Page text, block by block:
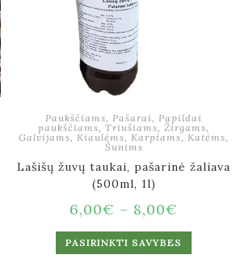
Paukščiams, Pašarai, Papildai
paukščiams,Triušiams,Žirgams,
Galvijams, Kiaulėms, Karpiams, Katėms,
Šunims
Lašišų žuvų taukai, pašarinė žaliava
(500ml, 1l)
6,00€ – 8,00€
PASIRINKTI SAVYBES